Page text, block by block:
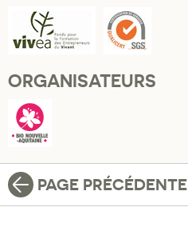
ORGANISATEURS
PAGE PRÉCÉDENTE